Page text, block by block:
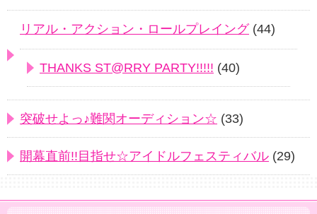
リアル・アクション・ロールプレイング(44)
THANKS ST@RRY PARTY!!!!! (40)
突破せよっ♪難関オーディション☆ (33)
開幕直前!!目指せ☆アイドルフェスティバル (29)